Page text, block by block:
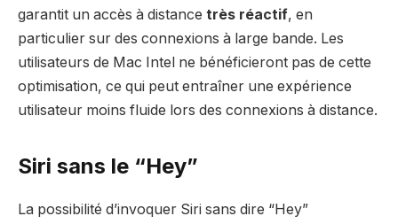
garantit un accès à distance très réactif, en
particulier sur des connexions à large bande. Les
utilisateurs de Mac Intel ne bénéficieront pas de cette
optimisation, ce qui peut entraîner une expérience
utilisateur moins fluide lors des connexions à distance.
Siri sans le “Hey”
La possibilité d’invoquer Siri sans dire “Hey”